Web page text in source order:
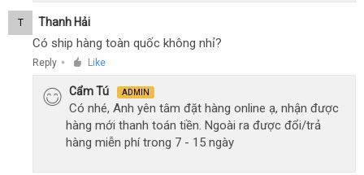
T Thanh Hải
Có ship hàng toàn quốc không nhỉ?
Reply ● Like
Cẩm Tú ADMIN
Có nhé, Anh yên tâm đặt hàng online ạ, nhận được
hàng mới thanh toán tiền. Ngoài ra được đổi/trả
hàng miễn phí trong 7 - 15 ngày